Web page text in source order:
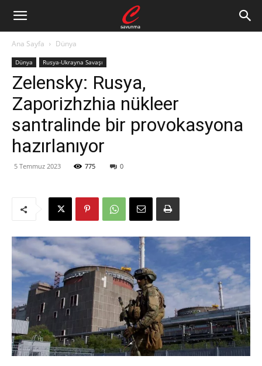
Ana Sayfa Dünya
Dünya Rusya-Ukrayna Savaşı
Zelensky: Rusya,
Zaporizhzhia nükleer
santralinde bir provokasyona
hazırlanıyor
5 Temmuz 2023 775 0